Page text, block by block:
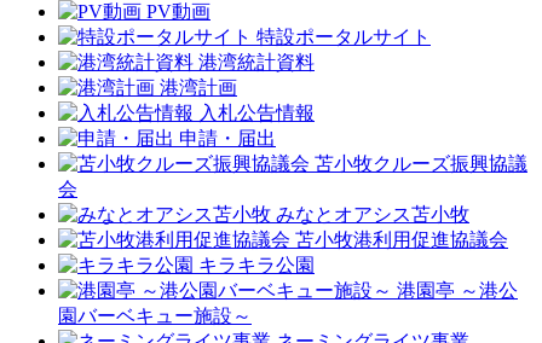
PV動画
特設ポータルサイト
港湾統計資料
港湾計画
入札公告情報
申請・届出
苫小牧クルーズ振興協議
会
みなとオアシス苫小牧
苫小牧港利用促進協議会
キラキラ公園
港園亭 ～港公
園バーベキュー施設～